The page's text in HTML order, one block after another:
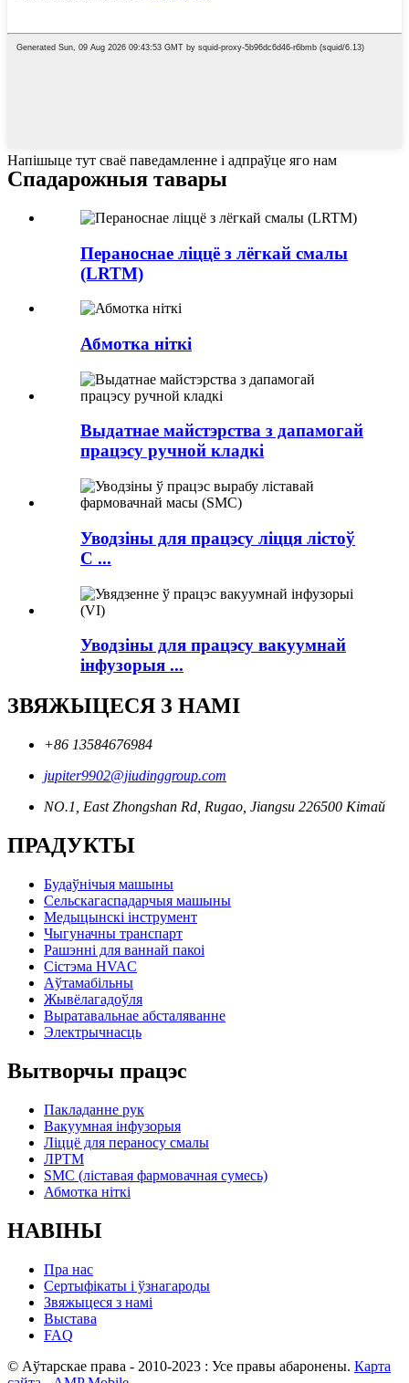
Напішыце тут сваё паведамленне і адпраўце яго нам
Спадарожныя тавары
Пераноснае ліццё з лёгкай смалы
(LRTM)
Абмотка ніткі
Выдатнае майстэрства з дапамогай
працэсу ручной кладкі
Уводзіны для працэсу ліцця лістоў
C ...
Уводзіны для працэсу вакуумнай
інфузорыя ...
ЗВЯЖЫЦЕСЯ З НАМІ
+86 13584676984
jupiter9902@jiudinggroup.com
NO.1, East Zhongshan Rd, Rugao, Jiangsu 226500 Кітай
ПРАДУКТЫ
Будаўнічыя машыны
Сельскагаспадарчыя машыны
Медыцынскі інструмент
Чыгуначны транспарт
Рашэнні для ваннай пакоі
Сістэма HVAC
Аўтамабільны
Жывёлагадоўля
Выратавальнае абсталяванне
Электрычнасць
Вытворчы працэс
Пакладанне рук
Вакуумная інфузорыя
Ліццё для пераносу смалы
ЛРТМ
SMC (ліставая фармовачная сумесь)
Абмотка ніткі
НАВІНЫ
Пра нас
Сертыфікаты і ўзнагароды
Звяжыцеся з намі
Выстава
FAQ
© Аўтарскае права - 2010-2023 : Усе правы абаронены. Карта